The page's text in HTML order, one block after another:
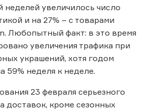
увеличилось число
и на 27% – с товарами
Любопытный факт: в это время
увеличения трафика при
украшений, хотя годом
59% неделя к неделе.
23 февраля серьезного
доставок, кроме сезонных